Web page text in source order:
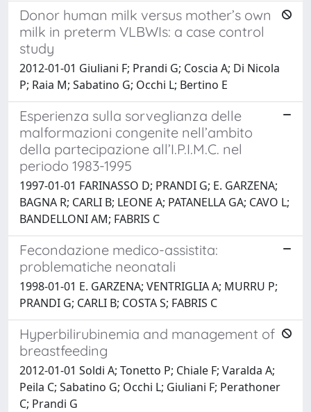
Donor human milk versus mother’s own
milk in preterm VLBWIs: a case control
study
2012-01-01 Giuliani F; Prandi G; Coscia A; Di Nicola
P; Raia M; Sabatino G; Occhi L; Bertino E
Esperienza sulla sorveglianza delle
malformazioni congenite nell’ambito
della partecipazione all’I.P.I.M.C. nel
periodo 1983-1995
1997-01-01 FARINASSO D; PRANDI G; E. GARZENA;
BAGNA R; CARLI B; LEONE A; PATANELLA GA; CAVO L;
BANDELLONI AM; FABRIS C
Fecondazione medico-assistita:
problematiche neonatali
1998-01-01 E. GARZENA; VENTRIGLIA A; MURRU P;
PRANDI G; CARLI B; COSTA S; FABRIS C
Hyperbilirubinemia and management of
breastfeeding
2012-01-01 Soldi A; Tonetto P; Chiale F; Varalda A;
Peila C; Sabatino G; Occhi L; Giuliani F; Perathoner
C; Prandi G